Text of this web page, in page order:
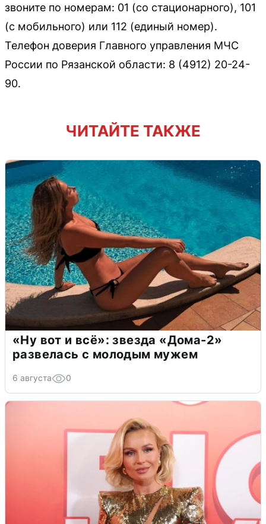
звоните по номерам: 01 (со стационарного), 101
(с мобильного) или 112 (единый номер).
Телефон доверия Главного управления МЧС
России по Рязанской области: 8 (4912) 20-24-
90.
ЧИТАЙТЕ ТАКЖЕ
«Ну вот и всё»: звезда «Дома-2»
развелась с молодым мужем
6 августа 0